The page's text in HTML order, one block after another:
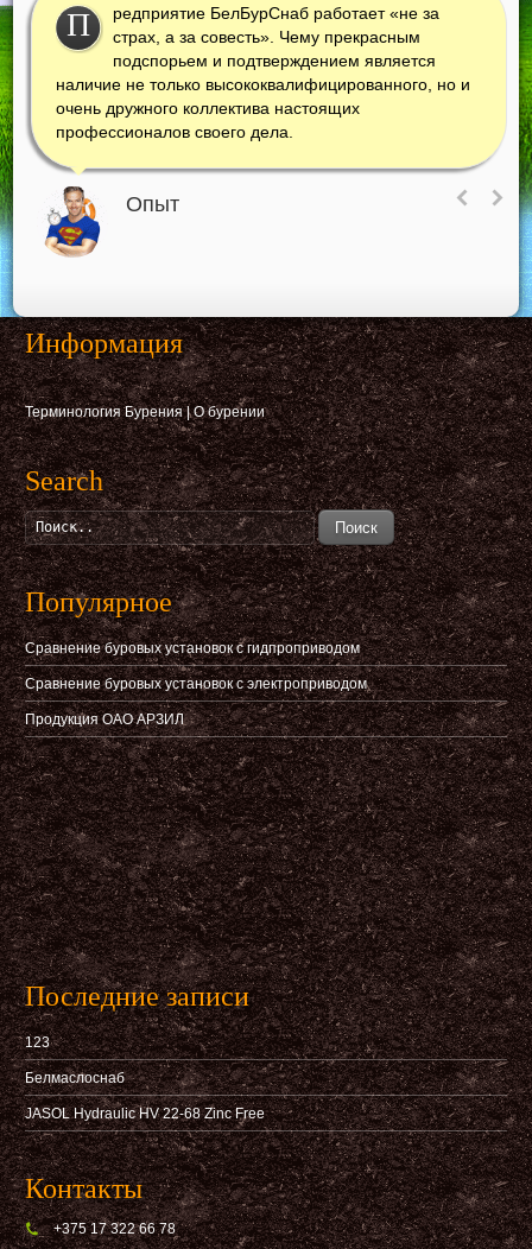
П
редприятие БелБурСнаб работает «не за
страх, а за совесть». Чему прекрасным
подспорьем и подтверждением является
наличие не только высококвалифицированного, но и
очень дружного коллектива настоящих
профессионалов своего дела.
Опыт
Информация
Терминология Бурения|О бурении
Search
Поиск
Популярное
Сравнение буровых установок с гидпроприводом
Сравнение буровых установок с электроприводом
Продукция ОАО АРЗИЛ
Последние записи
123
Белмаслоснаб
JASOL Hydraulic HV 22-68 Zinc Free
Контакты
+375 17 322 66 78